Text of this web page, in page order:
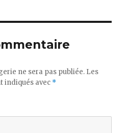
ne sera pas publiée. Les
indiqués avec *